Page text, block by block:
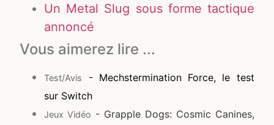
Un Metal Slug sous forme tactique
annoncé
Vous aimerez lire ...
Test/Avis
- Mechstermination Force, le test
sur Switch
Jeux Vidéo - Grapple Dogs: Cosmic Canines,